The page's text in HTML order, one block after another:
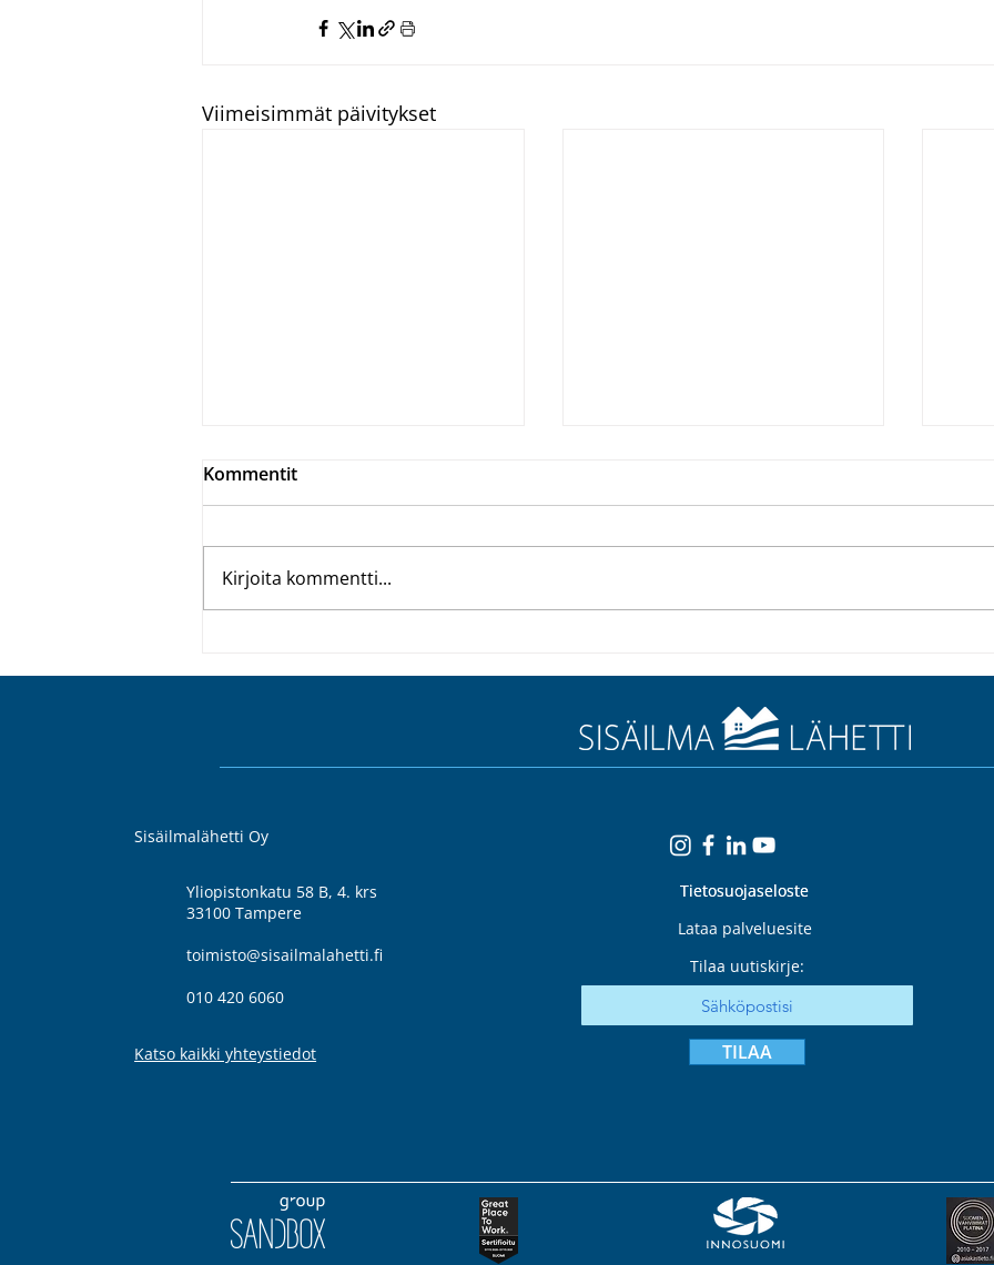
Viimeisimmät päivitykset
kokonaisvaltaiseen
sisäilman mittarointi
näppärään
olosuhdeseurantaan
Kommentit
Kirjoita kommentti...
Sisäilmalähetti Oy
Yliopistonkatu 58 B, 4. krs
33100 Tampere
toimisto@sisailmalahetti.fi
010 420 6060
Katso kaikki yhteystiedot
Tietosuojaseloste
Tietosuojaseloste
Lataa palveluesite
Tilaa uutiskirje:
TILAA